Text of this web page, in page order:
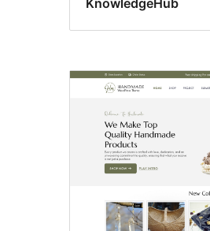
KnowledgeHub